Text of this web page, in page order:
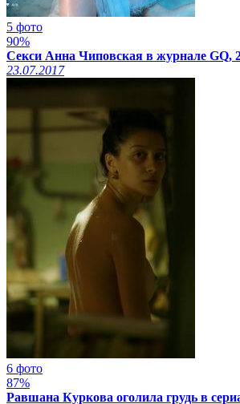
5 фото
90%
Секси Анна Чиповская в журнале GQ,
23.07.2017
6 фото
87%
Равшана Куркова оголила грудь в